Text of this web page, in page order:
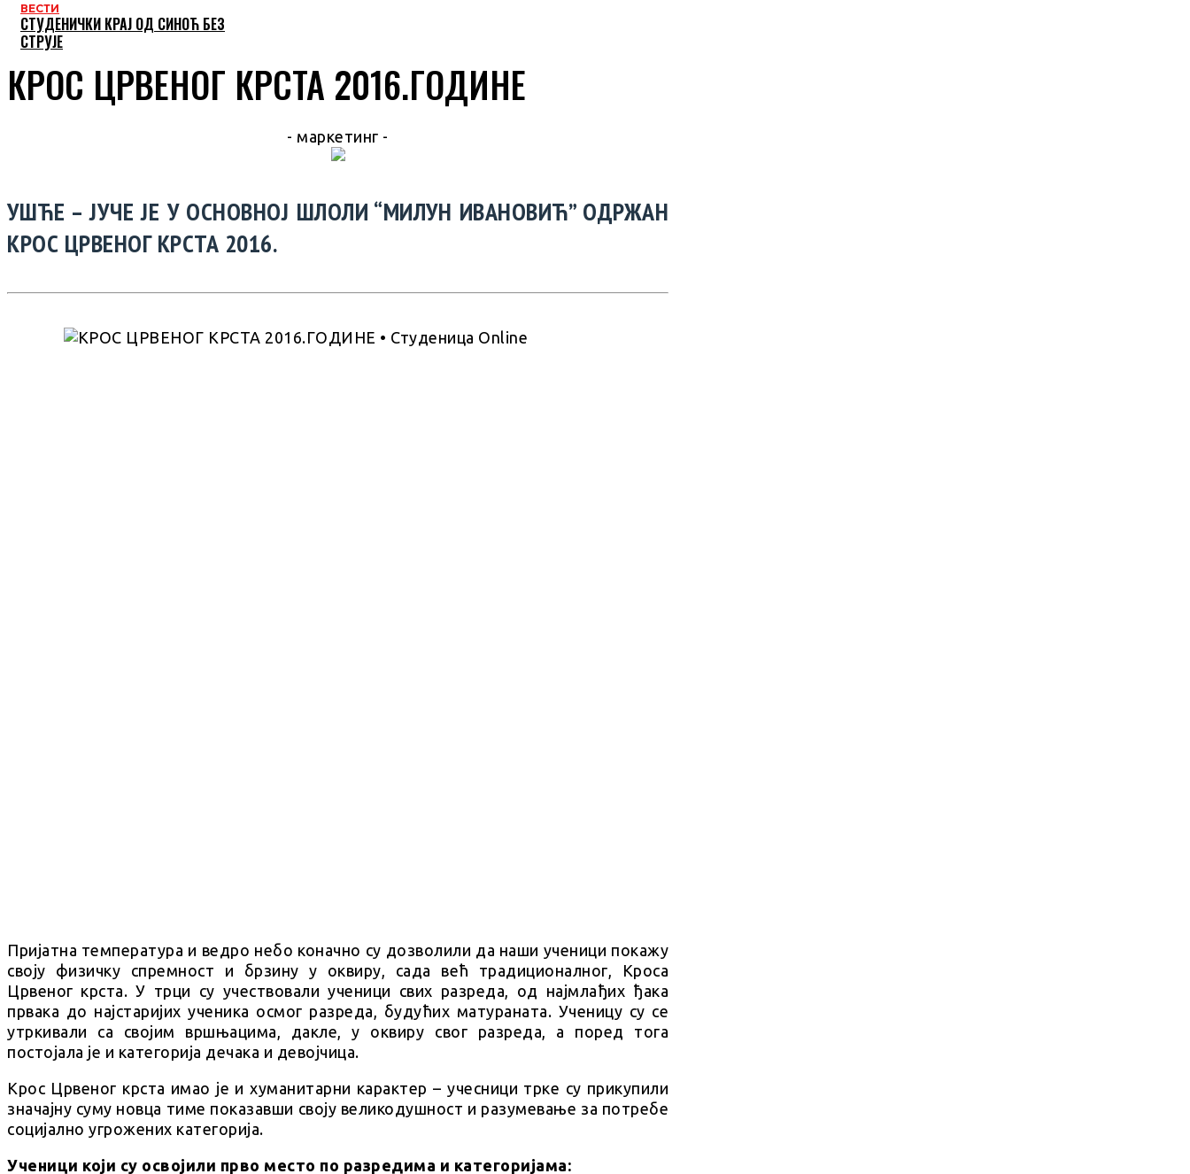
ВЕСТИ
СТУДЕНИЧКИ КРАЈ ОД СИНОЋ БЕЗ
СТРУЈЕ
КРОС ЦРВЕНОГ КРСТА 2016.ГОДИНЕ
- маркетинг -
УШЋЕ – ЈУЧЕ ЈЕ У ОСНОВНОЈ ШЛОЛИ “МИЛУН ИВАНОВИЋ” ОДРЖАН
КРОС ЦРВЕНОГ КРСТА 2016.
Пријатна температура и ведро небо коначно су дозволили да наши ученици покажу
своју физичку спремност и брзину у оквиру, сада већ традиционалног, Кроса
Црвеног крста. У трци су учествовали ученици свих разреда, од најмлађих ђака
првака до најстаријих ученика осмог разреда, будућих матураната. Ученицу су се
утркивали са својим вршњацима, дакле, у оквиру свог разреда, а поред тога
постојала је и категорија дечака и девојчица.
Крос Црвеног крста имао је и хуманитарни карактер – учесници трке су прикупили
значајну суму новца тиме показавши своју великодушност и разумевање за потребе
социјално угрожених категорија.
Ученици који су освојили прво место по разредима и категоријама: